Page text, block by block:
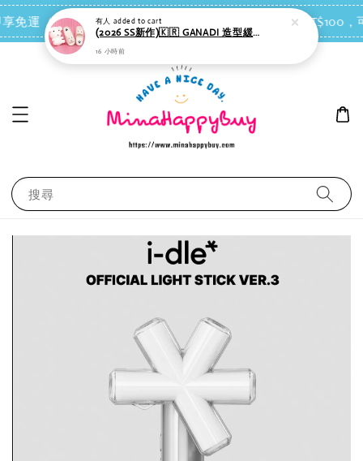
免運（台灣離島地區除外） 會員每消費NT$100，
搜尋
有人 added to cart
(2026 SS新作)🇰🇷 GANADI 造型緩衝拖鞋（奶白色）＊室內或戶外皆適合
16 小時前